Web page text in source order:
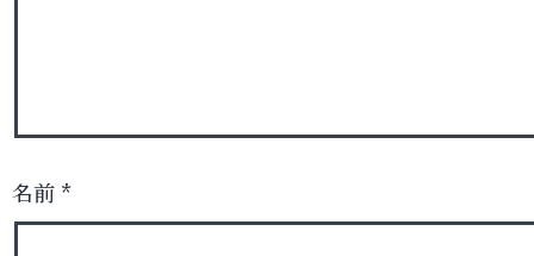
名前 *